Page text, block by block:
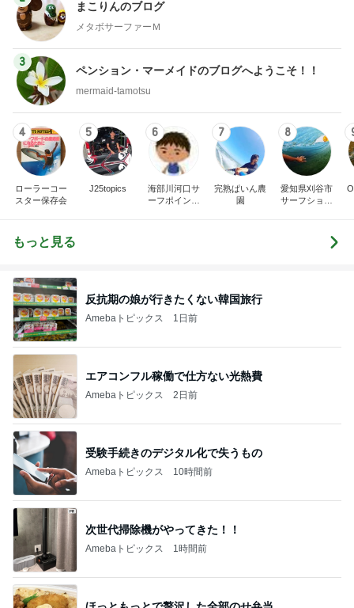
まこりんのブログ
メタボサーファーＭ
3
ペンション・マーメイドのブログへようこそ！！
mermaid-tamotsu
4
ローラーコー
スター保存会
5
J25topics
6
海部川河口サ
ーフポイント
7
完熟ぱいん農
園
8
愛知県刈谷市
サーフショッ
ス｣菊地”SHI
もっと見る
反抗期の娘が行きたくない韓国旅行
Amebaトピックス 1日前
エアコンフル稼働で仕方ない光熱費
Amebaトピックス 2日前
受験手続きのデジタル化で失うもの
Amebaトピックス 10時間前
次世代掃除機がやってきた！！
Amebaトピックス 1時間前